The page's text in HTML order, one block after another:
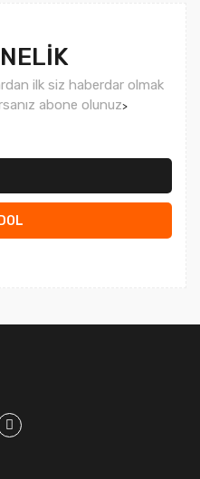
ilk siz haberdar olmak
abone olunuz>